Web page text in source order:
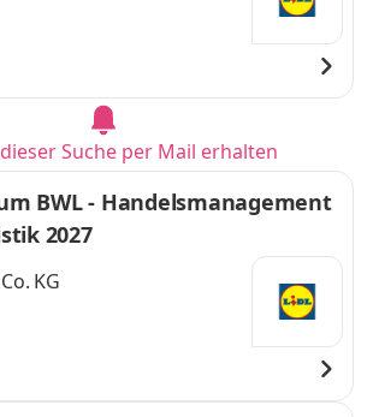
Suche per Mail erhalten
BWL - Handelsmanagement
2027
KG